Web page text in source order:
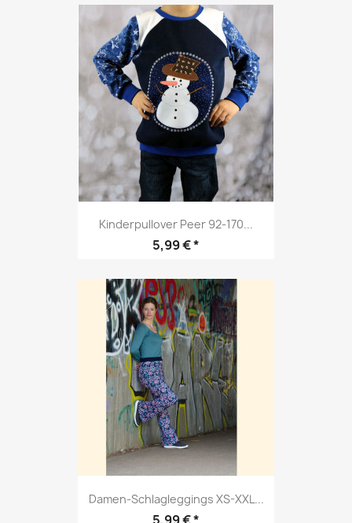
Kinderpullover Peer 92-170...
Preis
5,99 € *
Damen-Schlagleggings XS-XXL...
Preis
5,99 € *